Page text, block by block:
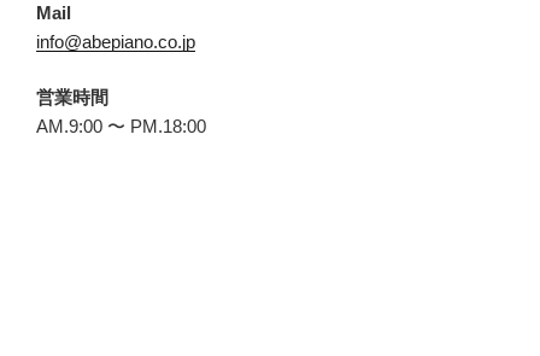
Mail
info@abepiano.co.jp
営業時間
AM.9:00 〜 PM.18:00